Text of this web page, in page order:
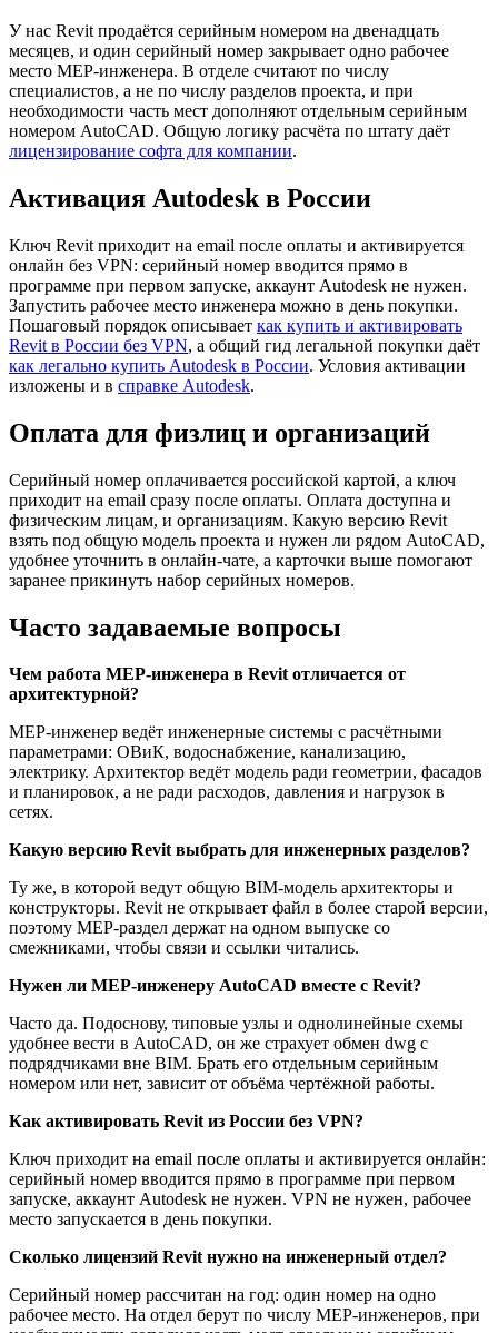
У нас Revit продаётся серийным номером на двенадцать
месяцев, и один серийный номер закрывает одно рабочее
место MEP-инженера. В отделе считают по числу
специалистов, а не по числу разделов проекта, и при
необходимости часть мест дополняют отдельным серийным
номером AutoCAD. Общую логику расчёта по штату даёт
лицензирование софта для компании.
Активация Autodesk в России
Ключ Revit приходит на email после оплаты и активируется
онлайн без VPN: серийный номер вводится прямо в
программе при первом запуске, аккаунт Autodesk не нужен.
Запустить рабочее место инженера можно в день покупки.
Пошаговый порядок описывает как купить и активировать
Revit в России без VPN, а общий гид легальной покупки даёт
как легально купить Autodesk в России. Условия активации
изложены и в справке Autodesk.
Оплата для физлиц и организаций
Серийный номер оплачивается российской картой, а ключ
приходит на email сразу после оплаты. Оплата доступна и
физическим лицам, и организациям. Какую версию Revit
взять под общую модель проекта и нужен ли рядом AutoCAD,
удобнее уточнить в онлайн-чате, а карточки выше помогают
заранее прикинуть набор серийных номеров.
Часто задаваемые вопросы
Чем работа MEP-инженера в Revit отличается от
архитектурной?
MEP-инженер ведёт инженерные системы с расчётными
параметрами: ОВиК, водоснабжение, канализацию,
электрику. Архитектор ведёт модель ради геометрии, фасадов
и планировок, а не ради расходов, давления и нагрузок в
сетях.
Какую версию Revit выбрать для инженерных разделов?
Ту же, в которой ведут общую BIM-модель архитекторы и
конструкторы. Revit не открывает файл в более старой версии,
поэтому MEP-раздел держат на одном выпуске со
смежниками, чтобы связи и ссылки читались.
Нужен ли MEP-инженеру AutoCAD вместе с Revit?
Часто да. Подоснову, типовые узлы и однолинейные схемы
удобнее вести в AutoCAD, он же страхует обмен dwg с
подрядчиками вне BIM. Брать его отдельным серийным
номером или нет, зависит от объёма чертёжной работы.
Как активировать Revit из России без VPN?
Ключ приходит на email после оплаты и активируется онлайн:
серийный номер вводится прямо в программе при первом
запуске, аккаунт Autodesk не нужен. VPN не нужен, рабочее
место запускается в день покупки.
Сколько лицензий Revit нужно на инженерный отдел?
Серийный номер рассчитан на год: один номер на одно
рабочее место. На отдел берут по числу MEP-инженеров, при